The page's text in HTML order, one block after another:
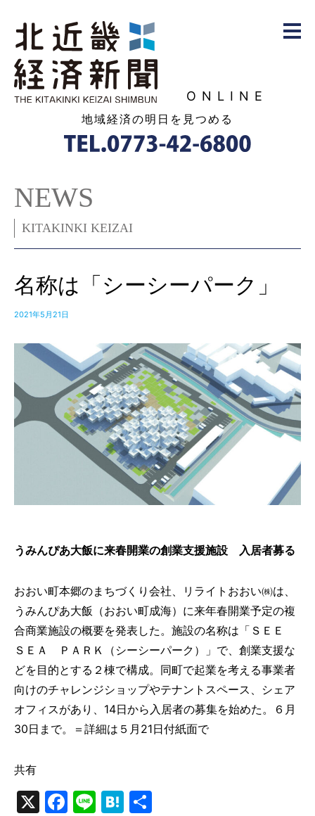
ONLINE
地域経済の明日を見つめる
NEWS
KITAKINKI KEIZAI
名称は「シーシーパーク」
2021年5月21日
うみんぴあ大飯に来春開業の創業支援施設 入居者募る
おおい町本郷のまちづくり会社、リライトおおい㈱は、
うみんぴあ大飯（おおい町成海）に来年春開業予定の複
合商業施設の概要を発表した。施設の名称は「ＳＥＥ
ＳＥＡ ＰＡＲＫ（シーシーパーク）」で、創業支援な
どを目的とする２棟で構成。同町で起業を考える事業者
向けのチャレンジショップやテナントスペース、シェア
オフィスがあり、14日から入居者の募集を始めた。６月
30日まで。＝詳細は５月21日付紙面で
共有
X Facebook
LineHatena